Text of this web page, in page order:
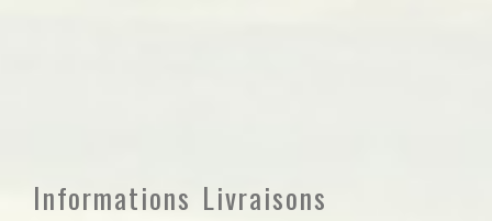
Informations Livraisons